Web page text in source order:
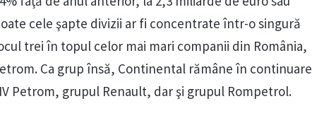
cele şapte divizii ar fi concen­trate într-o singură
trei în topul celor mai mari companii din România,
Ca grup însă, Con­tinental rămâne în continuare
Petrom, grupul Renault, dar şi grupul Rompetrol.